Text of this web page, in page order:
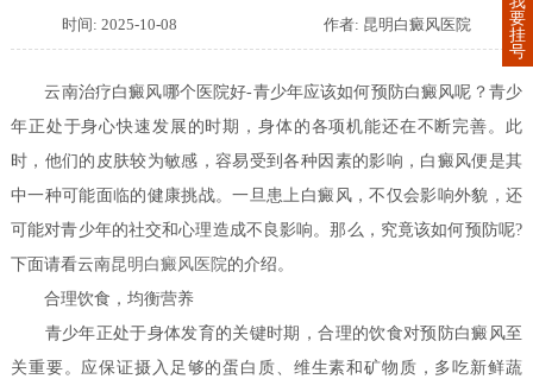
时间: 2025-10-08 作者: 昆明白癜风医院
云南治疗白癜风哪个医院好-青少年应该如何预防白癜风呢？青少
年正处于身心快速发展的时期，身体的各项机能还在不断完善。此
时，他们的皮肤较为敏感，容易受到各种因素的影响，白癜风便是其
中一种可能面临的健康挑战。一旦患上白癜风，不仅会影响外貌，还
可能对青少年的社交和心理造成不良影响。那么，究竟该如何预防呢?
下面请看云南昆明白癜风医院的介绍。
合理饮食，均衡营养
青少年正处于身体发育的关键时期，合理的饮食对预防白癜风至
关重要。应保证摄入足够的蛋白质、维生素和矿物质，多吃新鲜蔬
要
挂
号